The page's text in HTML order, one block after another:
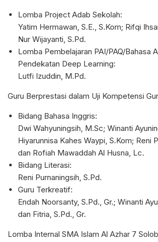
Lomba Project Adab Sekolah:
Yatim Hermawan, S.E., S.Kom; Rifqi
Nur Wijayanti, S.Pd.
Lomba Pembelajaran PAI/PAQ/Bahasa
Pendekatan Deep Learning:
Lutfi Izuddin, M.Pd.
Guru Berprestasi dalam Uji Kompetensi
Bidang Bahasa Inggris:
Dwi Wahyuningsih, M.Sc; Winanti
Hiyarunnisa Kahes Waypi, S.Kom; Reni
dan Rofiah Mawaddah Al Husna, Lc.
Bidang Literasi:
Reni Purnaningsih, S.Pd.
Guru Terkreatif:
Endah Noorsanty, S.Pd., Gr.; Winanti
dan Fitria, S.Pd., Gr.
Lomba Internal SMA Islam Al Azhar 7